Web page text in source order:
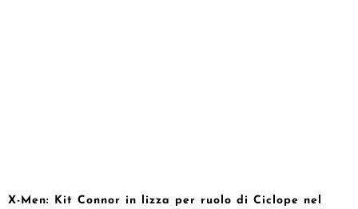
X-Men: Kit Connor in lizza per ruolo di Ciclope nel